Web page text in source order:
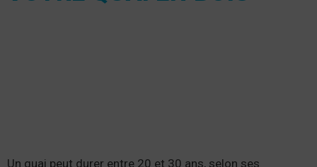
Un quai peut durer entre 20 et 30 ans, selon ses